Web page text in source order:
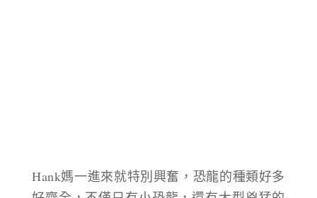
Hank媽一進來就特別興奮，恐龍的種類好多